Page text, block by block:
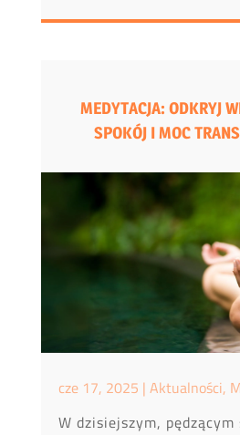
MEDYTACJA: ODKRYJ
SPOKÓJ I MOC
cze 17, 2025 | Aktualności,
W dzisiejszym,